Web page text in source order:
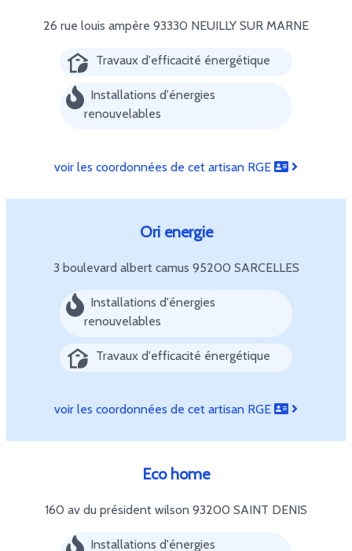
26 rue louis ampère 93330 NEUILLY SUR MARNE
Travaux d'efficacité énergétique
Installations d'énergies
renouvelables
voir les coordonnées de cet artisan RGE
Ori energie
3 boulevard albert camus 95200 SARCELLES
Installations d'énergies
renouvelables
Travaux d'efficacité énergétique
voir les coordonnées de cet artisan RGE
Eco home
160 av du président wilson 93200 SAINT DENIS
Installations d'énergies